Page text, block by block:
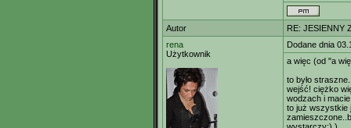
Autor
RE: JESIENNY
rena
Użytkownik
Dodane dnia
a więc (od "a
to było
wejść! ciężko
wodzach i
to już wszystkie